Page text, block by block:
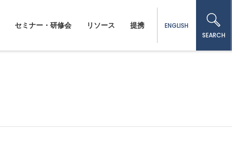
セミナー・研修会 リソース 提携
ENGLISH
SEARCH